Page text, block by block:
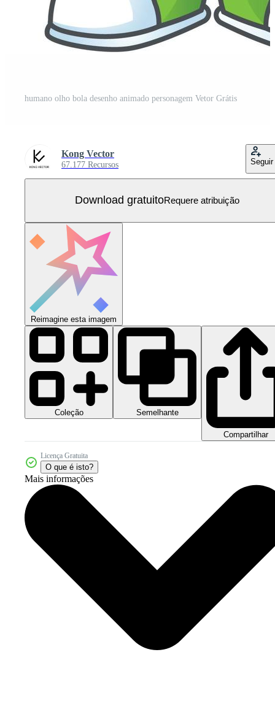
humano olho bola desenho animado personagem Vetor Grátis
Kong Vector
67.177 Recursos Seguir
Download gratuitoRequere atribuição
Reimagine esta imagem
Coleção Semelhante
Compartilhar
Licença Gratuita
O que é isto?
Mais informações